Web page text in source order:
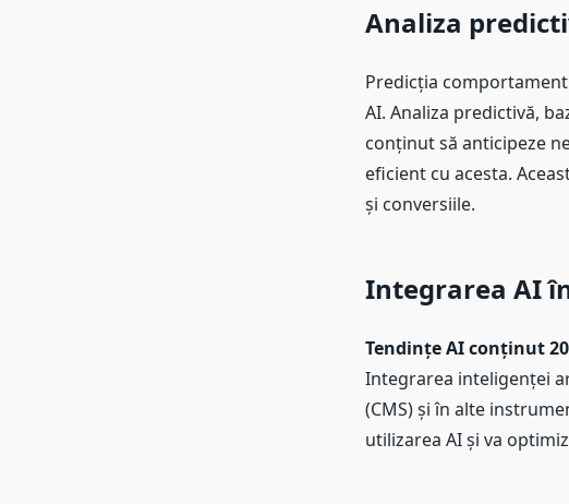
Analiza
Predicția
AI. Analiza predictivă,
conținut să anticipeze
eficient cu acesta.
și conversiile.
Integrarea AI
Tendințe AI conținut
Integrarea inteligenței
(CMS) și în alte
utilizarea AI și va